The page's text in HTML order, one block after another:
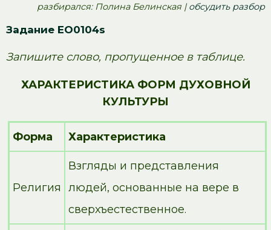
pазбирался: Полина Белинская |обсудить разбор
Задание EO0104s
Запишите слово, пропущенное в таблице.
ХАРАКТЕРИСТИКА ФОРМ ДУХОВНОЙ
КУЛЬТУРЫ
Форма Характеристика
Религия
Взгляды и представления
людей, основанные на вере в
сверхъестественное.